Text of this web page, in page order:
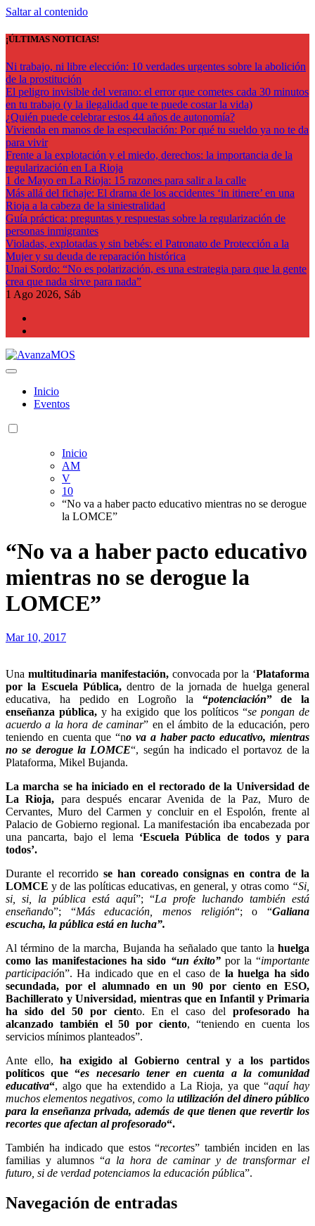
Saltar al contenido
¡ÚLTIMAS NOTICIAS!
Ni trabajo, ni libre elección: 10 verdades urgentes sobre la abolición
de la prostitución
El peligro invisible del verano: el error que cometes cada 30 minutos
en tu trabajo (y la ilegalidad que te puede costar la vida)
¿Quién puede celebrar estos 44 años de autonomía?
Vivienda en manos de la especulación: Por qué tu sueldo ya no te da
para vivir
Frente a la explotación y el miedo, derechos: la importancia de la
regularización en La Rioja
1 de Mayo en La Rioja: 15 razones para salir a la calle
Más allá del fichaje: El drama de los accidentes ‘in itinere’ en una
Rioja a la cabeza de la siniestralidad
Guía práctica: preguntas y respuestas sobre la regularización de
personas inmigrantes
Violadas, explotadas y sin bebés: el Patronato de Protección a la
Mujer y su deuda de reparación histórica
Unai Sordo: “No es polarización, es una estrategia para que la gente
crea que nada sirve para nada”
1 Ago 2026, Sáb
Inicio
Eventos
Inicio
AM
V
10
“No va a haber pacto educativo mientras no se derogue
la LOMCE”
“No va a haber pacto educativo
mientras no se derogue la
LOMCE”
Mar 10, 2017
Una multitudinaria manifestación,convocada por la ‘Plataforma
por la Escuela Pública,dentro de la jornada de huelga general
educativa, ha pedido en Logroño la “potenciación” de la
enseñanza pública, y ha exigido que los políticos “se pongan de
acuerdo a la hora de caminar” en el ámbito de la educación, pero
teniendo en cuenta que “no va a haber pacto educativo, mientras
no se derogue la LOMCE“, según ha indicado el portavoz de la
Plataforma, Mikel Bujanda.
La marcha se ha iniciado en el rectorado de la Universidad de
La Rioja, para después encarar Avenida de la Paz, Muro de
Cervantes, Muro del Carmen y concluir en el Espolón, frente al
Palacio de Gobierno regional. La manifestación iba encabezada por
una pancarta, bajo el lema ‘Escuela Pública de todos y para
todos’.
Durante el recorridose han coreado consignas en contra de la
LOMCE y de las políticas educativas, en general, y otras como “Si,
si, si, la pública está aquí”; “La profe luchando también está
enseñando”; “Más educación, menos religión“; o “Galiana
escucha, la pública está en lucha”.
Al término de la marcha, Bujanda ha señalado que tanto la huelga
como las manifestaciones ha sido “un éxito”por la “importante
participación”. Ha indicado que en el caso de la huelga ha sido
secundada, por el alumnado en un 90 por ciento en ESO,
Bachillerato y Universidad, mientras que en Infantil y Primaria
ha sido del 50 por ciento. En el caso delprofesorado ha
alcanzado también el 50 por ciento, “teniendo en cuenta los
servicios mínimos planteados”.
Ante ello, ha exigido al Gobierno central y a los partidos
políticos que “es necesario tener en cuenta a la comunidad
educativa“, algo que ha extendido a La Rioja, ya que “aquí hay
muchos elementos negativos, como la utilización del dinero público
para la enseñanza privada, además de que tienen que revertir los
recortes que afectan al profesorado“.
También ha indicado que estos “recortes” también inciden en las
familias y alumnos “a la hora de caminar y de transformar el
futuro, si de verdad potenciamos la educación pública”.
Navegación de entradas